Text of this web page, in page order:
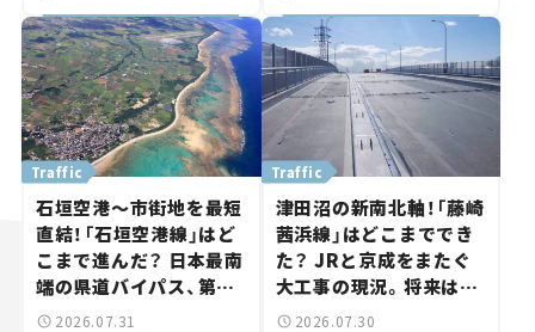
路計画】
Traffic
石垣空港～市街地を最短
直結！「石垣空港線」はど
こまで進んだ？ 日本最南
端の県道バイパス、第2
工区も延伸開通 【いま気
2026.07.31
Traffic
津田沼の新南北軸！「藤崎
茜浜線」はどこまででき
た？ JRと京成をまたぐ
大工事の現況。将来は
「習志野～鎌ケ谷」を最短
2026.07.30